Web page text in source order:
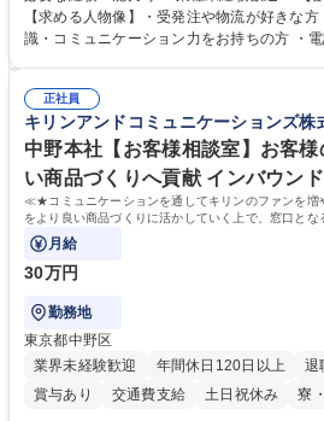
倉庫と電話確認など、販売に関わる事務、
・入社後は商品について覚えることから始め
万～・残業10H◆食品原料・健康食品の商社
【求める人物像】・受発注や物流が好きな
識・コミュニケーション力をお持ちの方 ・
確に扱う業務に抵抗がない方 ・PCを業務
演算ができる方 ・業務ルールや指示を理解し、行動
学歴：大学院 大学 短大 語学力： 資格：
正社員
キリンアンドコミュニケーションズ株
中野本社【お客様相談室】お客
い商品づくりへ貢献 インバウン
≪★コミュニケーションを通してキリンのファンを
をより良い商品づくりに活かしていく上で、窓口とな
月給
30万円
勤務地
東京都中野区
業界未経験歓迎
年間休日120日以上 退
賞与あり
交通費支給 土日祝休み 寮